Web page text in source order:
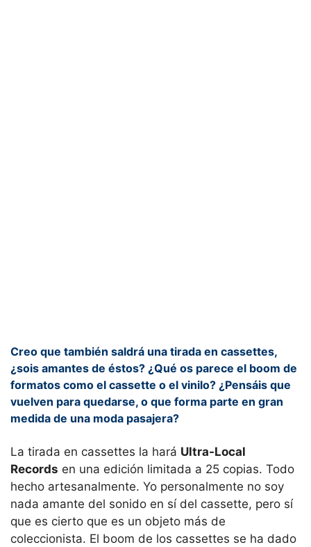
Creo que también saldrá una tirada en cassettes,
¿sois amantes de éstos? ¿Qué os parece el boom de
formatos como el cassette o el vinilo? ¿Pensáis que
vuelven para quedarse, o que forma parte en gran
medida de una moda pasajera?
La tirada en cassettes la hará Ultra-Local
Records en una edición limitada a 25 copias. Todo
hecho artesanalmente. Yo personalmente no soy
nada amante del sonido en sí del cassette, pero sí
que es cierto que es un objeto más de
coleccionista. El boom de los cassettes se ha dado